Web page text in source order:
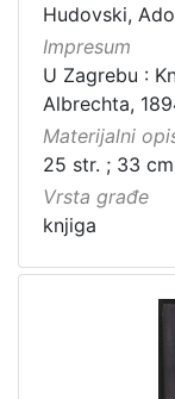
Hudovski,
Impresum
U Zagrebu :
Albrechta,
Materijalni
25 str. ; 33 cm
Vrsta građe
knjiga